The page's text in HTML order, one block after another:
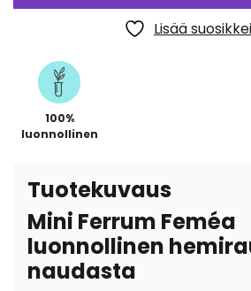
Lisää
100%
luonnollinen
Tuotekuvaus
Mini Ferrum Feméa
luonnollinen
naudasta